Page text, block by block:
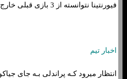
فیورنتینا نتوانسته از 3 بازی قبلی خارج از خانه یکی را برد.
اخبار تیم
انتظار میرود کـه پراندلی بـه جای